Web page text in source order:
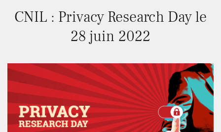
CNIL : Privacy Research Day le
28 juin 2022